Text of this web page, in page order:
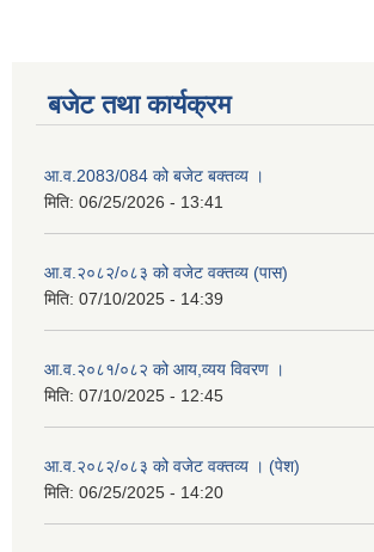
बजेट तथा कार्यक्रम
आ.व.2083/084 को बजेट बक्तव्य ।
मिति: 06/25/2026 - 13:41
आ.व.२०८२/०८३ को वजेट वक्तव्य (पास)
मिति: 07/10/2025 - 14:39
आ.व.२०८१/०८२ को आय,व्यय विवरण ।
मिति: 07/10/2025 - 12:45
आ.व.२०८२/०८३ को वजेट वक्तव्य । (पेश)
मिति: 06/25/2025 - 14:20